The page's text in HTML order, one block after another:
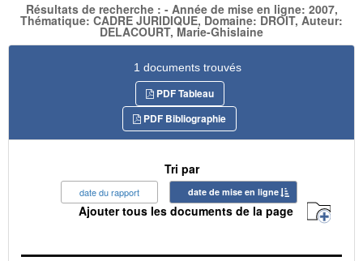
Résultats de recherche : - Année de mise en ligne: 2007,
Thématique: CADRE JURIDIQUE, Domaine: DROIT, Auteur:
DELACOURT, Marie-Ghislaine
1 documents trouvés
PDF Tableau
PDF Bibliographie
Tri par
date du rapport date de mise en ligne
Ajouter tous les documents de la page